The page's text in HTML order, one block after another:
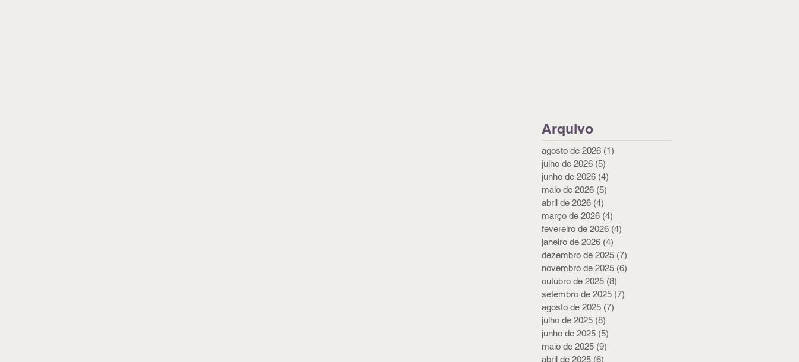
Arquivo
agosto de 2026 (1)
julho de 2026 (5)
junho de 2026 (4)
maio de 2026 (5)
abril de 2026 (4)
março de 2026 (4)
fevereiro de 2026 (4)
janeiro de 2026 (4)
dezembro de 2025 (7)
novembro de 2025 (6)
outubro de 2025 (8)
setembro de 2025 (7)
agosto de 2025 (7)
julho de 2025 (8)
junho de 2025 (5)
maio de 2025 (9)
abril de 2025 (6)